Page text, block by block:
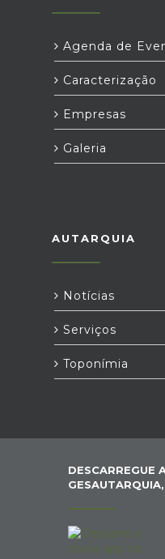
Agenda de
Caracterização
Empresas
Galeria
AUTARQUIA
Notícias
Serviços
Toponímia
DESCARREGUE
GESAUTARQUIA,